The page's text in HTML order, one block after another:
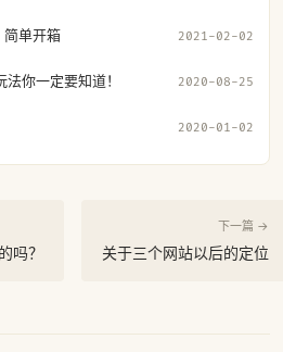
简单开箱 2021-02-02
你一定要知道！ 2020-08-25
2020-01-02
吗？
下一篇 →
关于三个网站以后的定位